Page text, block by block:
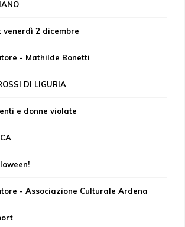
venerdì 2 dicembre
- Mathilde Bonetti
DI LIGURIA
e donne violate
- Associazione Culturale Ardena